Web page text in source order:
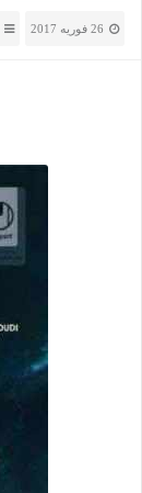
26 فوریه 2017